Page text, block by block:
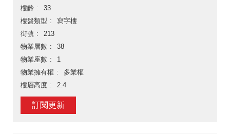
樓齡
33
樓盤類型
寫字樓
街號
213
物業層數
38
物業座數
1
物業擁有權
多業權
樓層高度
2.4
訂閱更新